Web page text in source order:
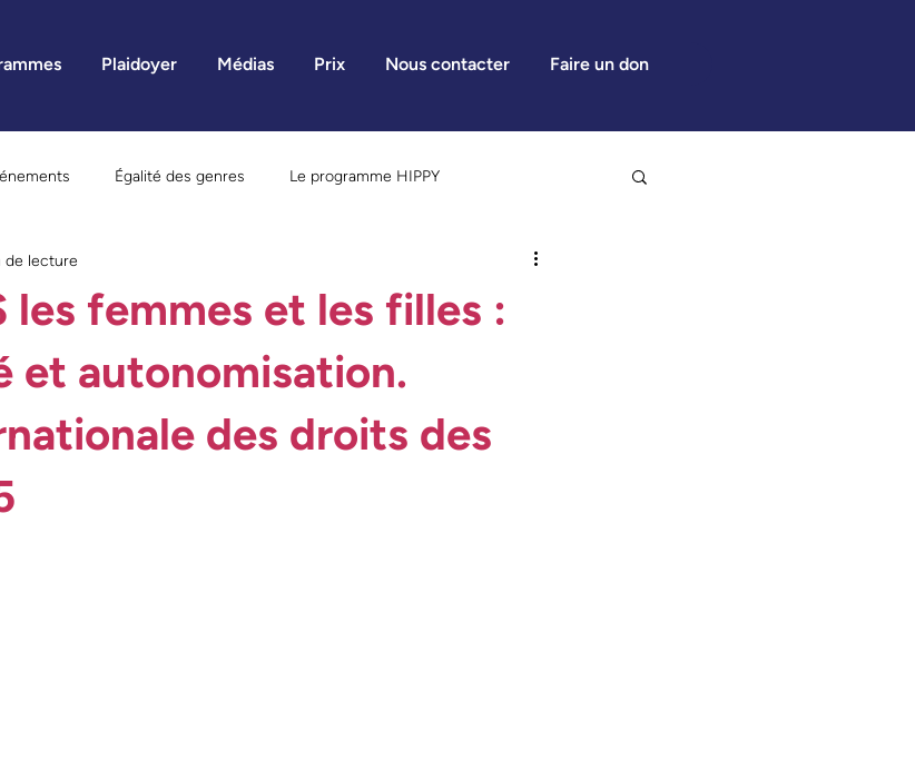
Plaidoyer Médias Prix Nous contacter Faire un don
Égalité des genres Le programme HIPPY
mère
Violence faite aux femmes Communiqué de presse
les femmes et les filles :
et autonomisation.
des droits des
de lecture